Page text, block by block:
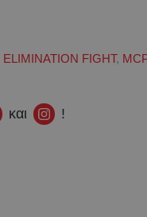
ELIMINATION FIGHT,
και !